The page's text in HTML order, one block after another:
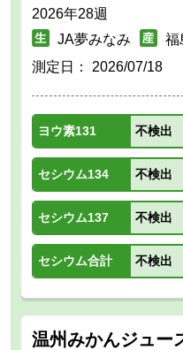
2026年28週
JA夢みなみ
福
測定日： 2026/07/18
ヨウ素131 不検出
セシウム134 不検出
セシウム137 不検出
セシウム合計 不検出
温州みかんジュー